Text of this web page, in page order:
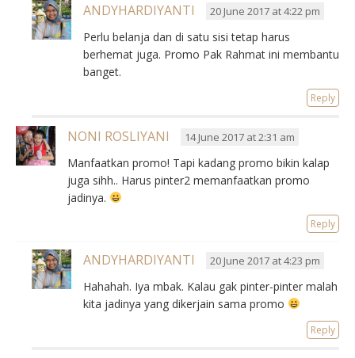
ANDYHARDIYANTI 20 June 2017 at 4:22 pm
Perlu belanja dan di satu sisi tetap harus
berhemat juga. Promo Pak Rahmat ini membantu
banget.
Reply
NONI ROSLIYANI 14 June 2017 at 2:31 am
Manfaatkan promo! Tapi kadang promo bikin kalap
juga sihh.. Harus pinter2 memanfaatkan promo
jadinya.
Reply
ANDYHARDIYANTI 20 June 2017 at 4:23 pm
Hahahah. Iya mbak. Kalau gak pinter-pinter malah
kita jadinya yang dikerjain sama promo
Reply